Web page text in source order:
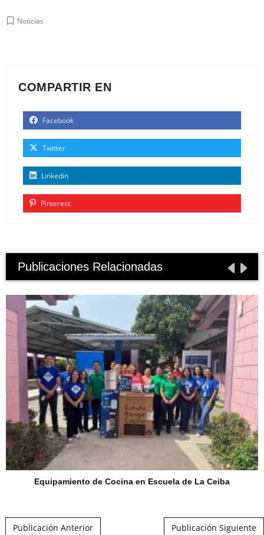
Noticias
COMPARTIR EN
Facebook
Twitter
Linkedin
Pinterest
Publicaciones Relacionadas
Equipamiento de Cocina en Escuela de La Ceiba
Publicación Anterior Publicación Siguiente